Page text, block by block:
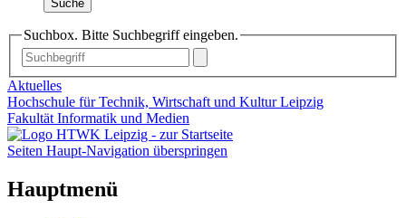
Suche
Suchbox. Bitte Suchbegriff eingeben.
Aktuelles
Hochschule für Technik, Wirtschaft und Kultur Leipzig
Fakultät Informatik und Medien
Seiten Haupt-Navigation überspringen
Hauptmenü